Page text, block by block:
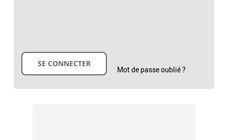
Mot de passe oublié ?